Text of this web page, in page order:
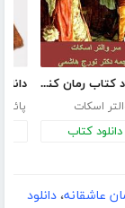
دانلود کتاب رمان کنیل وورث
اسکات
دانلود کتاب
عاشقانه، دانلود